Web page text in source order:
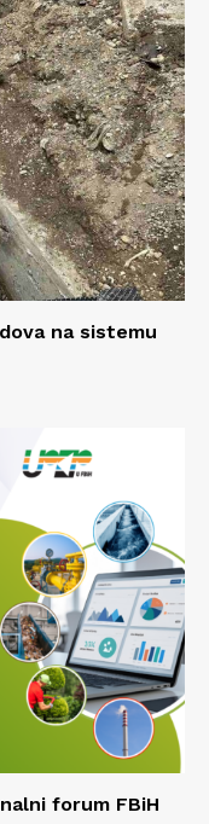
na sistemu
forum FBiH